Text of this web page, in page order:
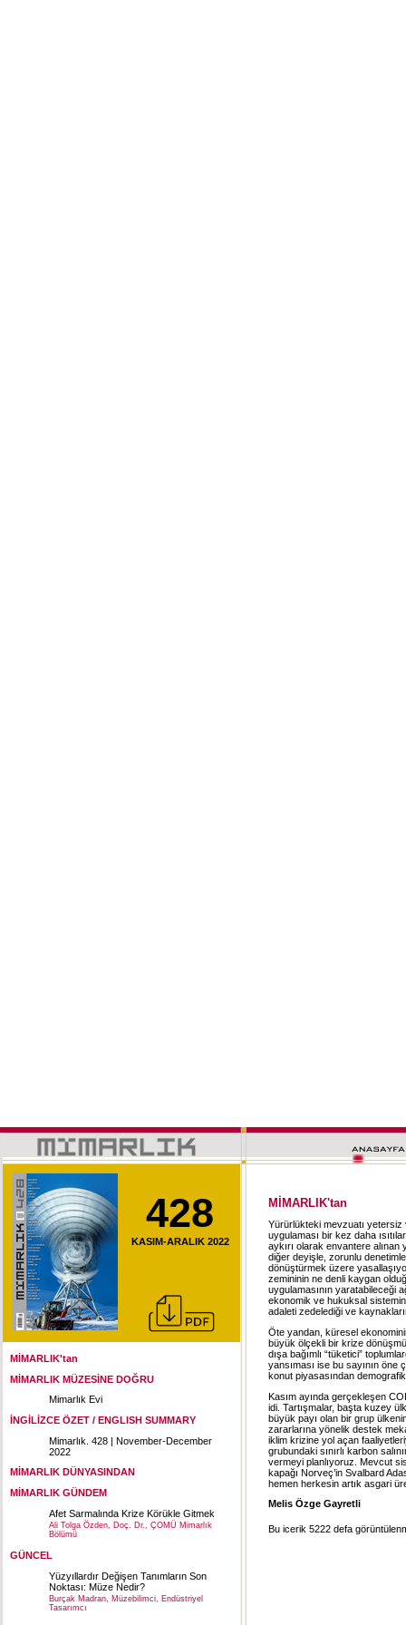
428
KASIM-ARALIK 2022
MİMARLIK'tan
MİMARLIK MÜZESİNE DOĞRU
Mimarlık Evi
İNGİLİZCE ÖZET / ENGLISH SUMMARY
Mimarlık. 428 | November-December
2022
MİMARLIK DÜNYASINDAN
MİMARLIK GÜNDEM
Afet Sarmalında Krize Körükle Gitmek
Ali Tolga Özden, Doç. Dr., ÇOMÜ Mimarlık
Bölümü
GÜNCEL
Yüzyıllardır Değişen Tanımların Son
Noktası: Müze Nedir?
Burçak Madran, Müzebilimci, Endüstriyel
Tasarımcı
MİMARLIK'tan
Yürürlükteki mevzuatı yetersiz
uygulaması bir kez daha
aykırı olarak envantere
diğer deyişle, zorunlu
dönüştürmek üzere
zemininin ne denli kaygan
uygulamasının yaratabileceği
ekonomik ve hukuksal
adaleti zedelediği ve
Öte yandan, küresel
büyük ölçekli bir krize
dışa bağımlı “tüketici”
yansıması ise bu sayının öne
konut piyasasından
Kasım ayında gerçekleşen
idi. Tartışmalar, başta kuzey
büyük payı olan bir grup
zararlarına yönelik destek
iklim krizine yol açan
grubundaki sınırlı karbon
vermeyi planlıyoruz. Mevcut
kapağı Norveç’in Svalbard
hemen herkesin artık asgari
Melis Özge Gayretli
Bu icerik 5222 defa